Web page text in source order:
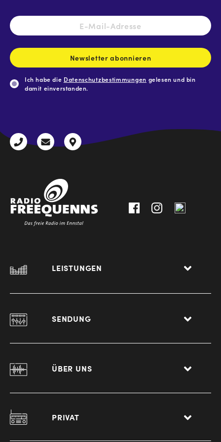
E-
Mail-
Newsletter abonnieren
Ich habe die Datenschutzbestimmungen gelesen und bin
damit einverstanden.
+43
radio@freequenns.at
Kulturhausstraße
LEISTUNGEN
SENDUNG
ÜBER UNS
PRIVAT